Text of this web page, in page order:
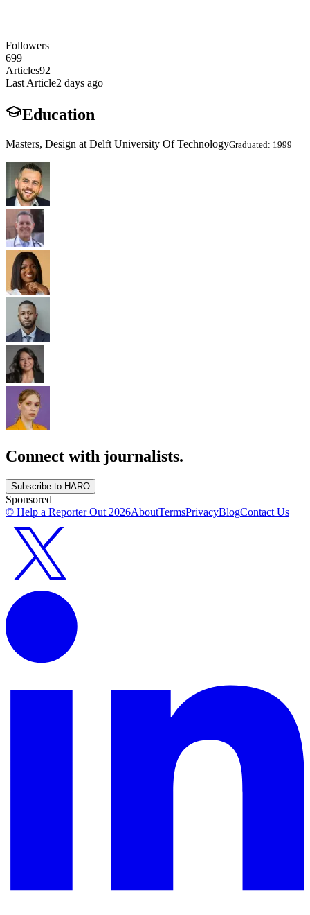
Followers
699
Articles92
Last Article2 days ago
Education
Masters, Design at Delft University Of TechnologyGraduated: 1999
Connect with journalists.
Subscribe to HARO
Sponsored
© Help a Reporter Out2026AboutTermsPrivacyBlogContact Us